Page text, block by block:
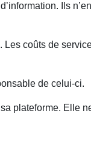
Ils
coûts de
de celui-ci.
plateforme. Elle